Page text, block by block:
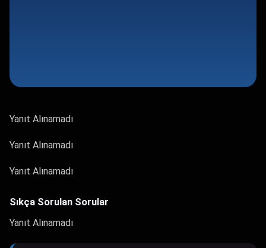
Yanıt Alınamadı
Yanıt Alınamadı
Yanıt Alınamadı
Sıkça Sorulan Sorular
Yanıt Alınamadı